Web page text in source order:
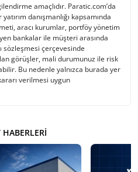
amaçlıdır. Paratic.com’da
danışmanlığı kapsamında
aracı kurumlar, portföy yönetim
bankalar ile müşteri arasında
sözleşmesi çerçevesinde
görüşler, mali durumunuz ile risk
Bu nedenle yalnızca burada yer
verilmesi uygun